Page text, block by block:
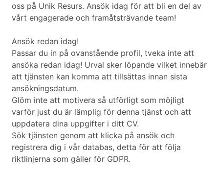
oss på Unik Resurs. Ansök idag för att bli en del av
vårt engagerade och framåtsträvande team!
Ansök redan idag!
Passar du in på ovanstående profil, tveka inte att
ansöka redan idag! Urval sker löpande vilket innebär
att tjänsten kan komma att tillsättas innan sista
ansökningsdatum.
Glöm inte att motivera så utförligt som möjligt
varför just du är lämplig för denna tjänst och att
uppdatera dina uppgifter i ditt CV.
Sök tjänsten genom att klicka på ansök och
registrera dig i vår databas, detta för att följa
riktlinjerna som gäller för GDPR.